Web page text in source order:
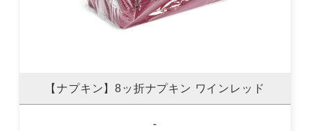
【ナプキン】8ッ折ナプキン ワインレッド
-